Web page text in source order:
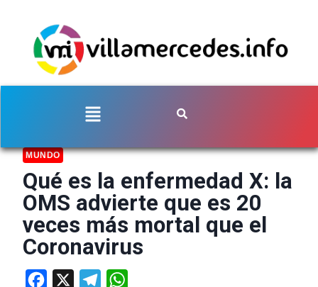
MUNDO
Qué es la enfermedad X: la
OMS advierte que es 20
veces más mortal que el
Coronavirus
Facebook Telegram